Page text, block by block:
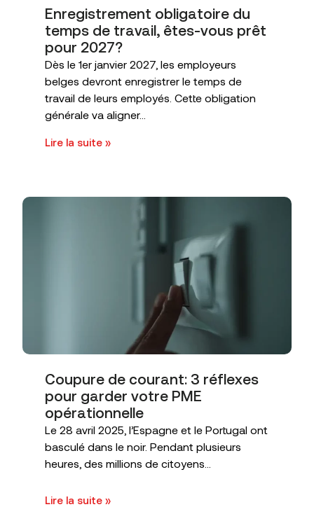
Enregistrement obligatoire du
temps de travail, êtes-vous prêt
pour 2027?
Dès le 1er janvier 2027, les employeurs
belges devront enregistrer le temps de
travail de leurs employés. Cette obligation
générale va aligner...
Lire la suite »
Coupure de courant: 3 réflexes
pour garder votre PME
opérationnelle
Le 28 avril 2025, l’Espagne et le Portugal ont
basculé dans le noir. Pendant plusieurs
heures, des millions de citoyens...
Lire la suite »